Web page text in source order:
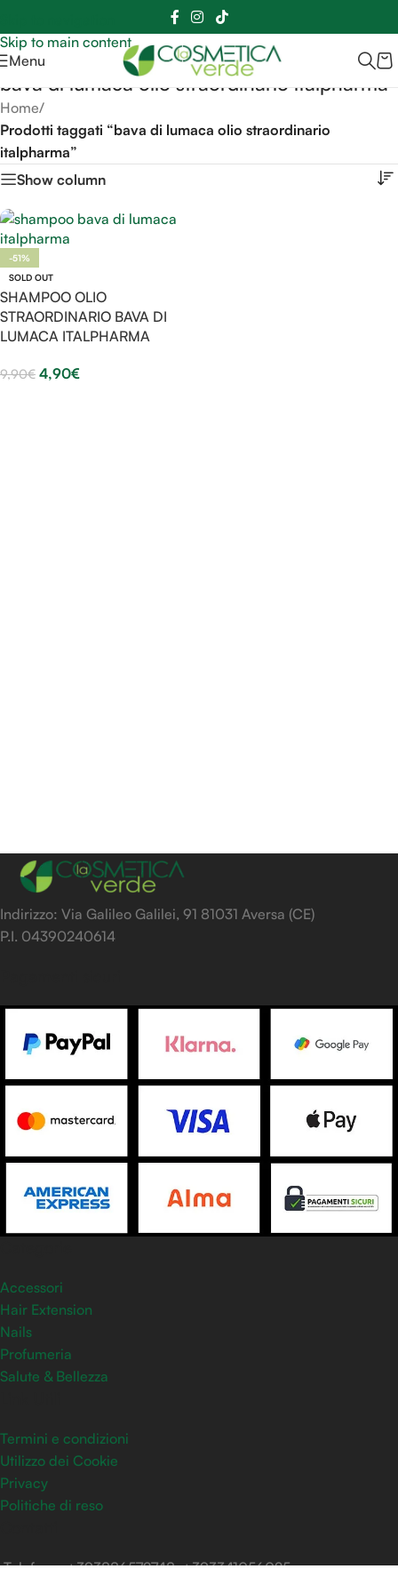
Skip to main content
Sei hai domande contattaci 📲3341056025 - 3886572748
Menu
bava di lumaca olio straordinario italpharma
Home/
Prodotti taggati “bava di lumaca olio straordinario
italpharma”
Show column
-51%
SOLD OUT
SHAMPOO OLIO
STRAORDINARIO BAVA DI
LUMACA ITALPHARMA
9,90€ 4,90€
Indirizzo: Via Galileo Galilei, 91 81031 Aversa (CE)
P.I. 04390240614
Accessori
Hair Extension
Nails
Profumeria
Salute & Bellezza
Termini e condizioni
Utilizzo dei Cookie
Privacy
Politiche di reso
Telefono: +393886572748 +393341056025